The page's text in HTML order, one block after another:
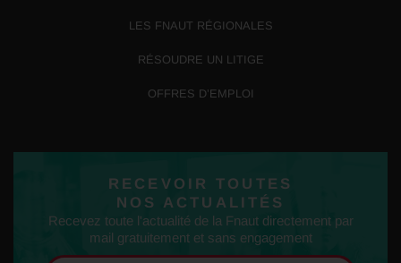
LES FNAUT RÉGIONALES
RÉSOUDRE UN LITIGE
OFFRES D’EMPLOI
RECEVOIR TOUTES
NOS ACTUALITÉS
Recevez toute l'actualité de la Fnaut directement par
mail gratuitement et sans engagement